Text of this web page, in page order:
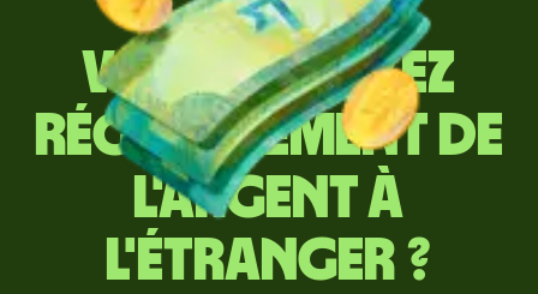
Vous envoyez
régulièrement de
l'argent à
l'étranger ?